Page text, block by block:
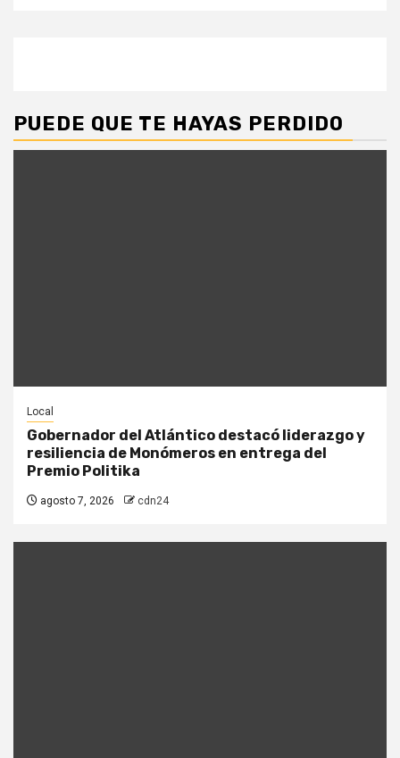
PUEDE QUE TE HAYAS PERDIDO
Local
Gobernador del Atlántico destacó liderazgo y
resiliencia de Monómeros en entrega del
Premio Politika
agosto 7, 2026 cdn24